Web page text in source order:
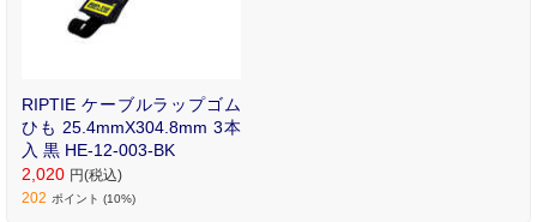
RIPTIE ケーブルラップゴム
ひも 25.4mmX304.8mm 3本
入 黒 HE-12-003-BK
2,020 円(税込)
202 ポイント (10%)